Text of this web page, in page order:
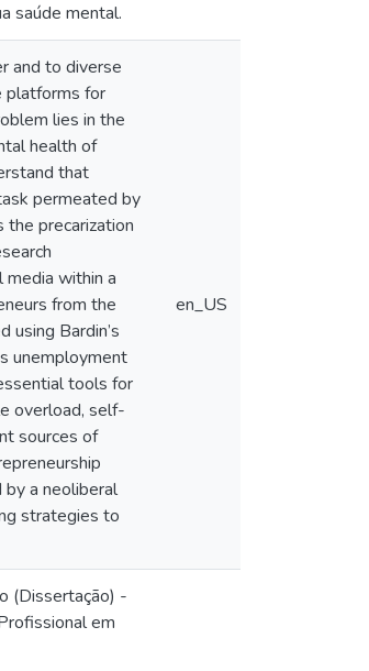
saúde mental.
and to diverse
platforms for
lies in the
health of
that
permeated by
the precarization
within a
from the
Bardin’s
unemployment
tools for
overload, self-
sources of
a neoliberal
strategies to
en_US
(Dissertação) -
em